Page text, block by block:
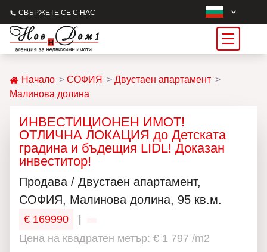
СВЪРЖЕТЕ СЕ С НАС
Начало СОФИЯ
Двустаен апартамент
Малинова долина
ИНВЕСТИЦИОНЕН ИМОТ!
ОТЛИЧНА ЛОКАЦИЯ до Детската
градина и бъдещия LIDL! Доказан
инвеститор!
Продава / Двустаен апартамент,
СОФИЯ, Малинова долина, 95 кв.м.
€ 169990
Цена на квадратен метър: € 1 797 /m2